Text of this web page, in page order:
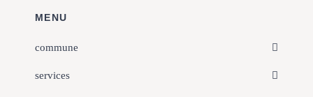
MENU
commune
services